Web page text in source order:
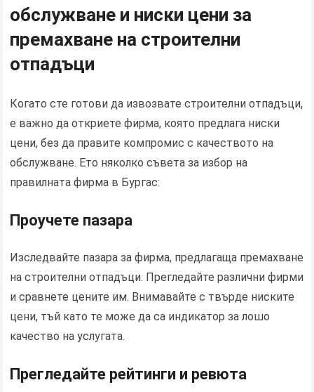
обслужване и ниски цени за
премахване на строителни
отпадъци
Когато сте готови да извозвате строителни отпадъци,
е важно да откриете фирма, която предлага ниски
цени, без да правите компромис с качеството на
обслужване. Ето няколко съвета за избор на
правилната фирма в Бургас:
Проучете пазара
Изследвайте пазара за фирма, предлагаща премахване
на строителни отпадъци. Прегледайте различни фирми
и сравнете цените им. Внимавайте с твърде ниските
цени, тъй като те може да са индикатор за лошо
качество на услугата.
Прегледайте рейтинги и ревюта